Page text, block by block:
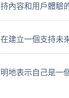
內容和用戶體驗
建立一個支持未
地表示自己是一